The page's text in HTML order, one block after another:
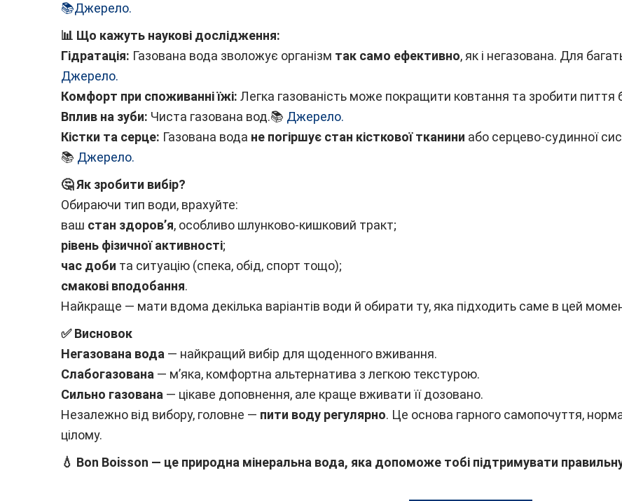
📚Джерело.
📊 Що кажуть наукові дослідження:
Гідратація: Газована вода зволожує організм так само ефективно, як і негазована. Для
Джерело.
Комфорт при споживанні їжі: Легка газованість може покращити ковтання та зробити пиття
Вплив на зуби: Чиста газована вод.📚 Джерело.
Кістки та серце: Газована вода не погіршує стан кісткової тканини або серцево-судинної
📚 Джерело.
🤔 Як зробити вибір?
Обираючи тип води, врахуйте:
ваш стан здоров’я, особливо шлунково-кишковий тракт;
рівень фізичної активності;
час доби та ситуацію (спека, обід, спорт тощо);
смакові вподобання.
Найкраще — мати вдома декілька варіантів води й обирати ту, яка підходить саме в цей
✅ Висновок
Негазована вода — найкращий вибір для щоденного вживання.
Слабогазована — м’яка, комфортна альтернатива з легкою текстурою.
Сильно газована — цікаве доповнення, але краще вживати її дозовано.
Незалежно від вибору, головне — пити воду регулярно. Це основа гарного самопочуття,
цілому.
💧 Bon Boisson — це природна мінеральна вода, яка допоможе тобі підтримувати